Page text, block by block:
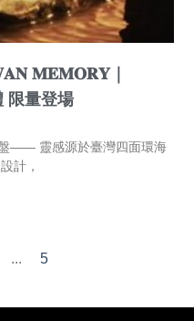
𝐌𝐄𝐌𝐎𝐑𝐘｜
量登場
—— 靈感源於臺灣四面環海
計，
... 5